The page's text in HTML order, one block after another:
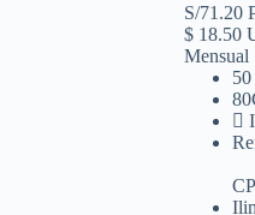
S/71.20
$ 18.50
Mensual